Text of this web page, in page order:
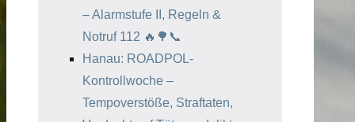
– Alarmstufe II, Regeln &
Notruf 112 🔥🌳📞
Hanau: ROADPOL-
Kontrollwoche –
Tempoverstöße, Straftaten,